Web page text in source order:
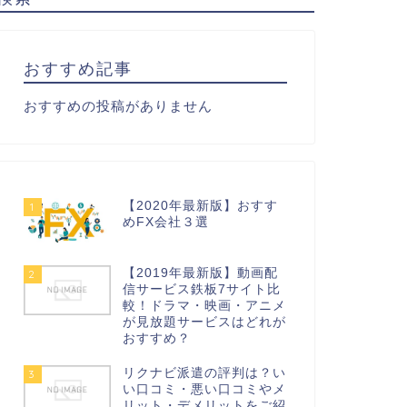
おすすめ記事
おすすめの投稿がありません
1
【2020年最新版】おすす
めFX会社３選
2
【2019年最新版】動画配
信サービス鉄板7サイト比
較！ドラマ・映画・アニメ
が見放題サービスはどれが
おすすめ？
3
リクナビ派遣の評判は？い
い口コミ・悪い口コミやメ